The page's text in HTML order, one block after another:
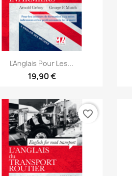
Aperçu rapide
L'Anglais Pour Les...
19,90 €
favorite_border